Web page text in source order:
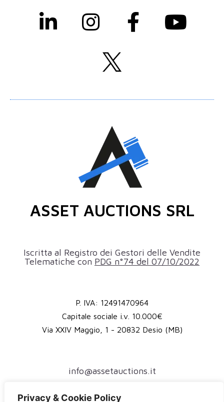
Privacy & Cookie Policy
ASSET AUCTIONS SRL
Iscritta al Registro dei Gestori delle Vendite
Telematiche con PDG n°74 del 07/10/2022
P. IVA: 12491470964
Capitale sociale i.v. 10.000€
Via XXIV Maggio, 1 - 20832 Desio (MB)
info@assetauctions.it